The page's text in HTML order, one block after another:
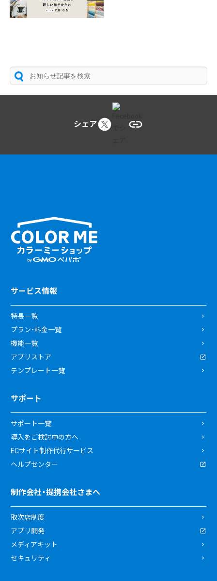
シェア
サービス情報
特長一覧
プラン・料金一覧
機能一覧
アプリストア
テンプレート一覧
サポート
サポート一覧
導入をご検討中の方へ
ECサイト制作代行サービス
ヘルプセンター
制作会社・提携会社さまへ
取次店制度
アプリ開発
メディアキット
セキュリティ